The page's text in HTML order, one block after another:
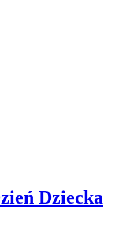
Dziecka